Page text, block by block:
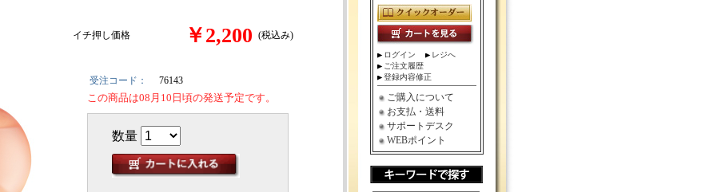
イチ押し価格 ￥2,200 (税込み)
受注コード： 76143
この商品は08月10日頃の発送予定です。
数量
ログイン
レジへ
ご注文履歴
登録内容修正
ご購入について
お支払・送料
サポートデスク
WEBポイント